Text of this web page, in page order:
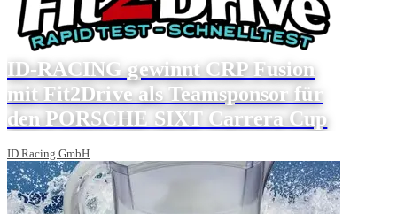
ID-RACING gewinnt CRP Fusion
mit Fit2Drive als Teamsponsor für
den PORSCHE SIXT Carrera Cup
ID Racing GmbH